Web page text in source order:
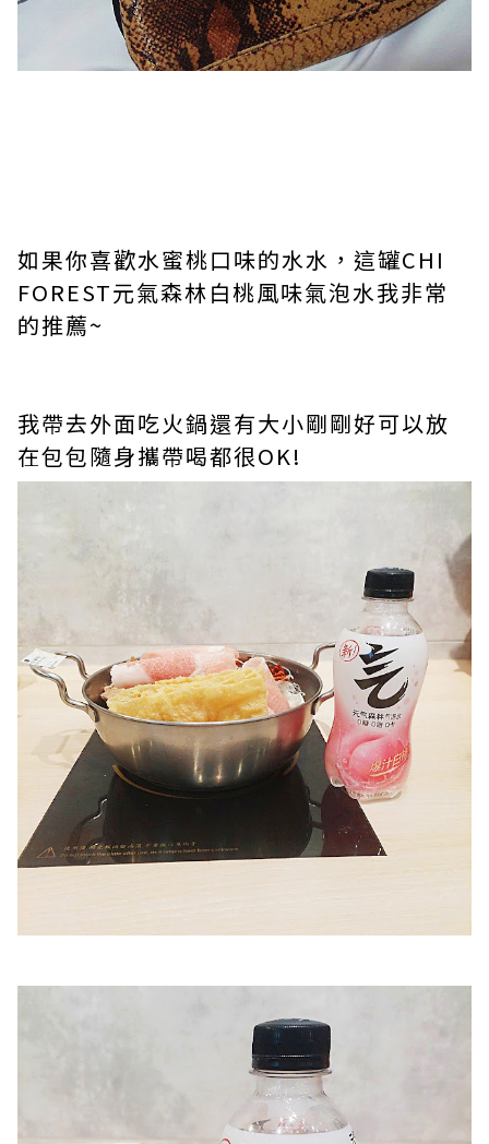
如果你喜歡水蜜桃口味的水水，這罐CHI
FOREST元氣森林白桃風味氣泡水我非常
的推薦~
我帶去外面吃火鍋還有大小剛剛好可以放
在包包隨身攜帶喝都很OK!